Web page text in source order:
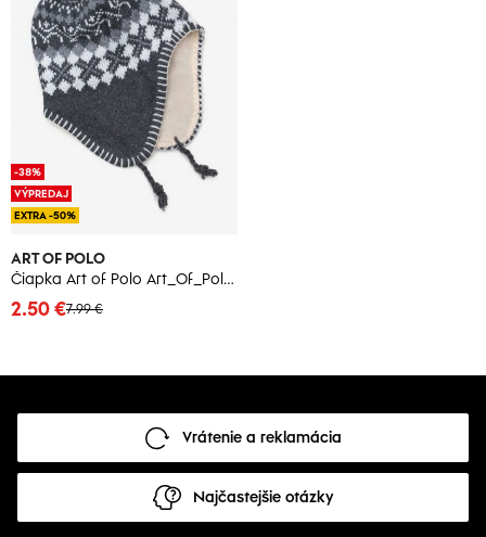
ART OF POLO
Čiapka Art of Polo Art_Of_Polo_Hat_cz1544_Grey
7.99 €
2.50 €
-38%
VÝPREDAJ
EXTRA -50%
Vrátenie a reklamácia
Najčastejšie otázky